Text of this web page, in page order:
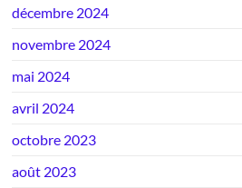
décembre 2024
novembre 2024
mai 2024
avril 2024
octobre 2023
août 2023